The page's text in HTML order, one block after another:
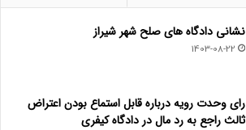
نشانی دادگاه های صلح شهر شیراز
1403-08-22
رای وحدت رویه درباره قابل استماع بودن اعتراض
ثالث راجع به رد مال در دادگاه کیفری